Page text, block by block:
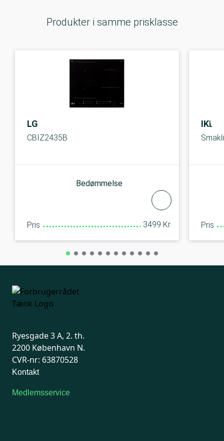
Produkter i samme prisklasse
LG
CBIZ2435B
Bedømmelse
Pris 3499 Kr.
IKEA
Pris
Ryesgade 3 A, 2. th.
2200 København N.
CVR-nr: 63870528
Kontakt
Medlemsservice